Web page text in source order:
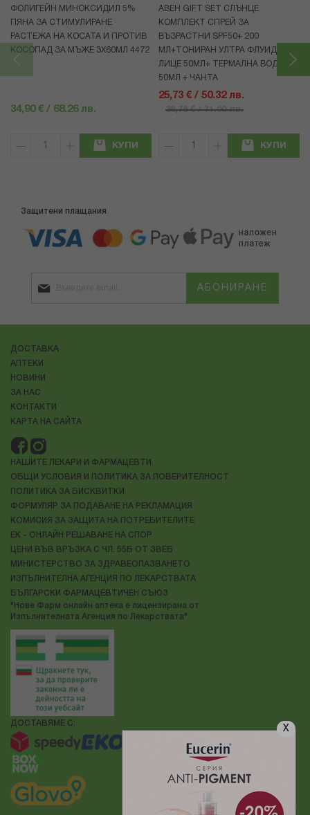
X
ФОЛИГЕЙН МИНОКСИДИЛ 5%
ПЯНА ЗА СТИМУЛИРАНЕ
РАСТЕЖА НА КОСАТА И ПРОТИВ
КОСОПАД ЗА МЪЖЕ 3X60МЛ 4472
34,90 € / 68.26 лв.
КУПИ
АВЕН GIFT SET СЛЪНЦЕ
КОМПЛЕКТ СПРЕЙ ЗА
ВЪЗРАСТНИ SPF50+ 200
МЛ+ТОНИРАН УЛТРА ФЛУИД ЗА
ЛИЦЕ 50МЛ+ ТЕРМАЛНА ВОДА
50МЛ + ЧАНТА
25,73 € / 50.32 лв.
36,76 € / 71.90 лв.
КУПИ
Защитени плащания
АБОНИРАНЕ
ДОСТАВКА
АПТЕКИ
НОВИНИ
ЗА НАС
КОНТАКТИ
КАРТА НА САЙТА
НАШИТЕ ЛЕКАРИ И ФАРМАЦЕВТИ
ОБЩИ УСЛОВИЯ И ПОЛИТИКА ЗА ПОВЕРИТЕЛНОСТ
ПОЛИТИКА ЗА БИСКВИТКИ
ФОРМУЛЯР ЗА ПОДАВАНЕ НА РЕКЛАМАЦИЯ
КОМИСИЯ ЗА ЗАЩИТА НА ПОТРЕБИТЕЛИТЕ
ЕК - ОНЛАЙН РЕШАВАНЕ НА СПОР
ЦЕНИ ВЪВ ВРЪЗКА С ЧЛ. 55Б ОТ ЗВЕБ
МИНИСТЕРСТВО ЗА ЗДРАВЕОПАЗВАНЕТО
ИЗПЪЛНИТЕЛНА АГЕНЦИЯ ПО ЛЕКАРСТВАТА
БЪЛГАРСКИ ФАРМАЦЕВТИЧЕН СЪЮЗ
"Нове Фарм онлайн аптека е лицензирана от
Изпълнителната Агенция по Лекарствата"
ДОСТАВЯМЕ С: